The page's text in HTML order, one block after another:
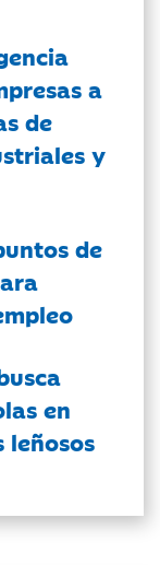
a
de
y
de
en
leñosos